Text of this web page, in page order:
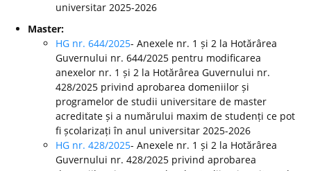
universitar 2025-2026
Master:
HG nr. 644/2025- Anexele nr. 1 și 2 la Hotărârea
Guvernului nr. 644/2025 pentru modificarea
anexelor nr. 1 și 2 la Hotărârea Guvernului nr.
428/2025 privind aprobarea domeniilor și
programelor de studii universitare de master
acreditate și a numărului maxim de studenți ce pot
fi școlarizați în anul universitar 2025-2026
HG nr. 428/2025- Anexele nr. 1 și 2 la Hotărârea
Guvernului nr. 428/2025 privind aprobarea